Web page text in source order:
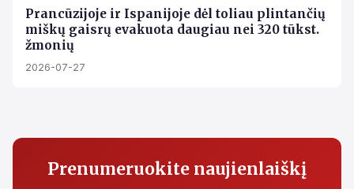
Prancūzijoje ir Ispanijoje dėl toliau plintančių
miškų gaisrų evakuota daugiau nei 320 tūkst.
žmonių
2026-07-27
Prenumeruokite naujienlaiškį